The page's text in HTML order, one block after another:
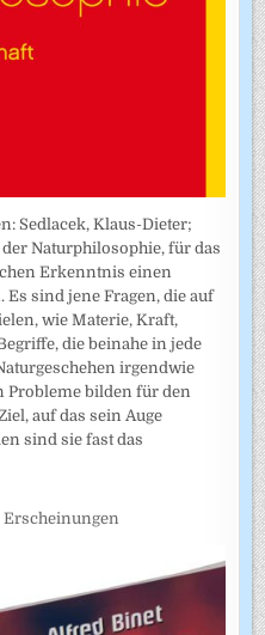
Sedlacek, Klaus-Dieter;
Naturphilosophie, für das
Erkenntnis einen
sind jene Fragen, die auf
wie Materie, Kraft,
die beinahe in jede
irgendwie
Probleme bilden für den
auf das sein Auge
sind sie fast das